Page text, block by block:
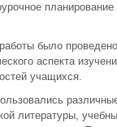
было
аспекта
учащихся.
литературы,